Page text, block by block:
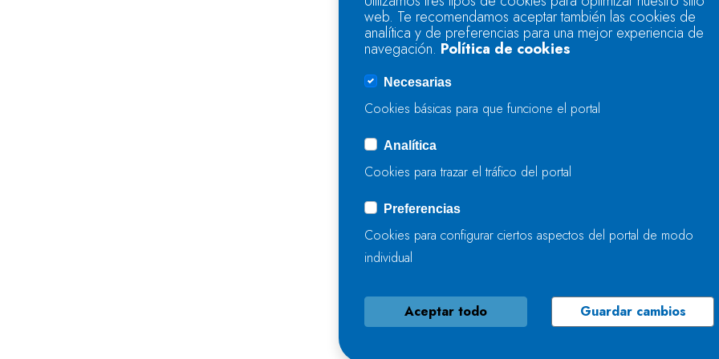
EN A
LA
MEJORA LOS RÍOS
08 DE MAYO, 2026
LA
web. Te recomendamos aceptar también las cookies de
analítica y de preferencias para una mejor experiencia de
navegación. Política de cookies
Necesarias
Cookies básicas para que funcione el portal
Analítica
Cookies para trazar el tráfico del portal
Preferencias
Cookies para configurar ciertos aspectos del portal de modo
individual
Aceptar todo Guardar cambios